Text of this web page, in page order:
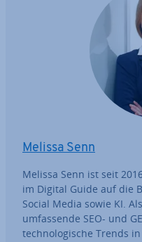
Melissa Senn
Melissa Senn ist seit
im Digital Guide auf die
Social Media sowie KI.
um­fas­sen­de SEO- und
tech­no­lo­gi­sche Trends